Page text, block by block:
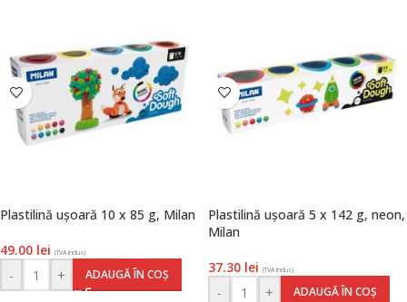
Plastilină ușoară 10 x 85 g, Milan
49.00 lei (TVA inclus)
- + ADAUGĂ ÎN COȘ
Plastilină ușoară 5 x 142 g, neon,
Milan
37.30 lei (TVA inclus)
- + ADAUGĂ ÎN COȘ